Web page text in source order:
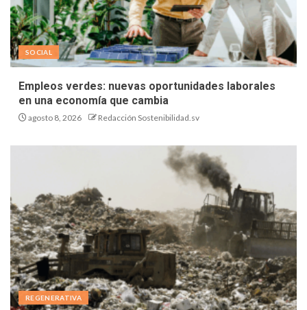
SOCIAL
Empleos verdes: nuevas oportunidades laborales
en una economía que cambia
agosto 8, 2026 Redacción Sostenibilidad.sv
REGENERATIVA